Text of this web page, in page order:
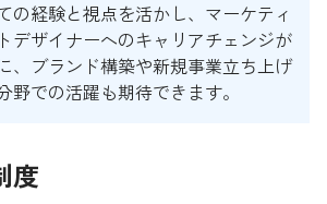
の経験と視点を活かし、マーケティ
デザイナーへのキャリアチェンジが
、ブランド構築や新規事業立ち上げ
野での活躍も期待できます。
度